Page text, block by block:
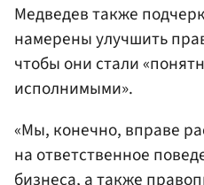
Медведев также
намерены улучшить
чтобы они стали
исполнимыми».
«Мы, конечно, вправе
на ответственное
бизнеса, а также